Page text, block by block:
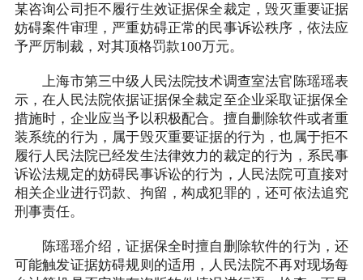
某咨询公司拒不履行生效证据保全裁定，毁灭重要证据
妨碍案件审理，严重妨碍正常的民事诉讼秩序，依法应
予严厉制裁，对其顶格罚款100万元。
上海市第三中级人民法院技术调查室法官陈瑶瑶表
示，在人民法院依据证据保全裁定至企业采取证据保全
措施时，企业应当予以积极配合。擅自删除软件或者重
装系统的行为，属于毁灭重要证据的行为，也属于拒不
履行人民法院已经发生法律效力的裁定的行为，系民事
诉讼法规定的妨碍民事诉讼的行为，人民法院可直接对
相关企业进行罚款、拘留，构成犯罪的，还可依法追究
刑事责任。
陈瑶瑶介绍，证据保全时擅自删除软件的行为，还
可能触发证据妨碍规则的适用，人民法院不再对现场每